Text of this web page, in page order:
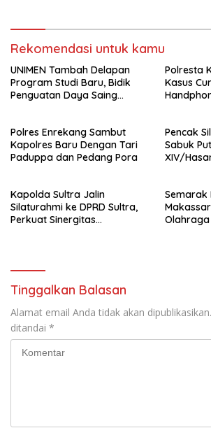
Rekomendasi untuk kamu
UNIMEN Tambah Delapan
Program Studi Baru, Bidik
Penguatan Daya Saing
Polresta
Kasus
Polres Enrekang Sambut
Kapolres Baru Dengan Tari
Paduppa dan Pedang Pora
Pencak
Sabuk
XIV/
Kapolda Sultra Jalin
Silaturahmi ke DPRD Sultra,
Perkuat Sinergitas
Semarak
Olahraga
Tinggalkan Balasan
Alamat email Anda tidak akan dipublikasikan.
ditandai *